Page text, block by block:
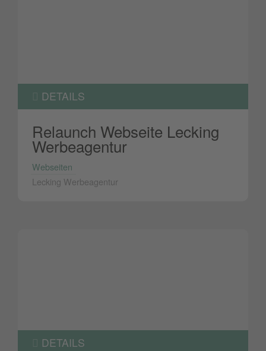
DETAILS
Relaunch Webseite Lecking
Werbeagentur
Webseiten
Lecking Werbeagentur
DETAILS